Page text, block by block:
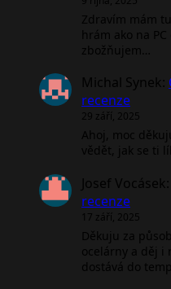
Zdravím mám
hrám ako na
zbožňujem…
Michal Synek:
recenze
29 září, 2025
Ahoj, moc
vědět, jak se ti
Josef Vocásek:
recenze
17 září, 2025
Děkuju za
ocelárny a děj i
dostává do